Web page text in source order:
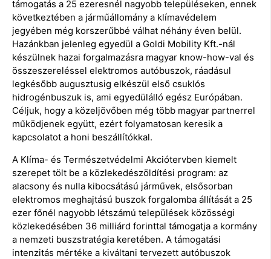
támogatás a 25 ezeresnél nagyobb településeken, ennek
következtében a járműállomány a klímavédelem
jegyében még korszerűbbé válhat néhány éven belül.
Hazánkban jelenleg egyedül a Goldi Mobility Kft.-nál
készülnek hazai forgalmazásra magyar know-how-val és
összeszereléssel elektromos autóbuszok, ráadásul
legkésőbb augusztusig elkészül első csuklós
hidrogénbuszuk is, ami egyedülálló egész Európában.
Céljuk, hogy a közeljövőben még több magyar partnerrel
működjenek együtt, ezért folyamatosan keresik a
kapcsolatot a honi beszállítókkal.
A Klíma- és Természetvédelmi Akciótervben kiemelt
szerepet tölt be a közlekedészöldítési program: az
alacsony és nulla kibocsátású járművek, elsősorban
elektromos meghajtású buszok forgalomba állítását a 25
ezer főnél nagyobb létszámú települések közösségi
közlekedésében 36 milliárd forinttal támogatja a kormány
a nemzeti buszstratégia keretében. A támogatási
intenzitás mértéke a kiváltani tervezett autóbuszok